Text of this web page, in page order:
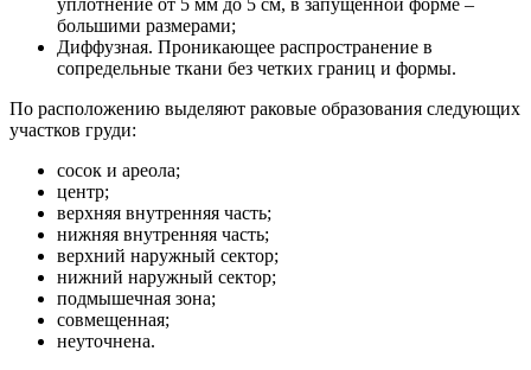
уплотнение от 5 мм до 5 см, в запущенной форме –
большими размерами;
Диффузная. Проникающее распространение в
сопредельные ткани без четких границ и формы.
По расположению выделяют раковые образования следующих
участков груди:
сосок и ареола;
центр;
верхняя внутренняя часть;
нижняя внутренняя часть;
верхний наружный сектор;
нижний наружный сектор;
подмышечная зона;
совмещенная;
неуточнена.